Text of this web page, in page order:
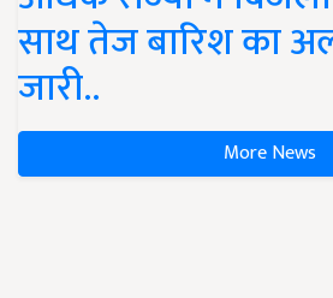
साथ तेज बारिश का
जारी..
More News